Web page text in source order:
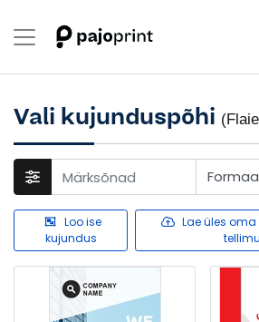
Vali kujunduspõhi
Loo ise
kujundus
Lae üles